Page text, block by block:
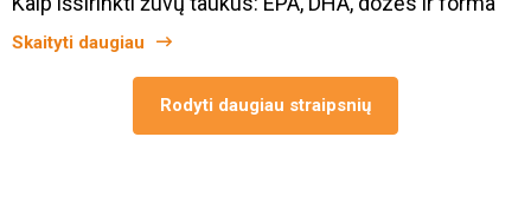
Skaityti daugiau
Rodyti daugiau straipsnių